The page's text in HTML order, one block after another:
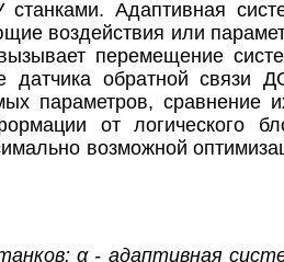
Адаптивная
воздействия или
перемещение
датчика обратной связи
параметров, сравнение
от логического
возможной
α - адаптивная